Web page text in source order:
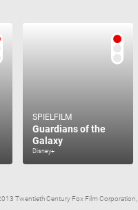
SPIELFILM
Guardians of the
Galaxy
Disney+
Twentieth Century Fox Film Corporation,